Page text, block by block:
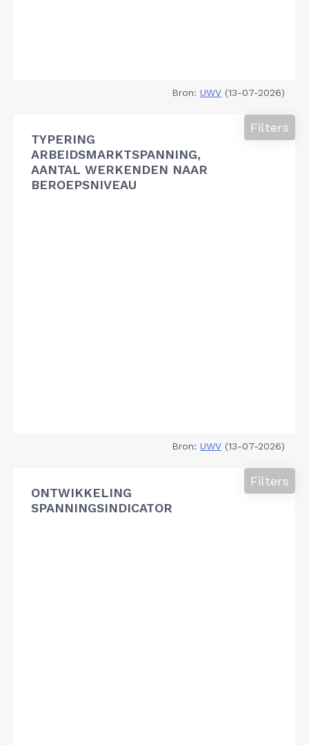
Bron: UWV (13-07-2026)
TYPERING
ARBEIDSMARKTSPANNING,
AANTAL WERKENDEN NAAR
BEROEPSNIVEAU
Filters
Bron: UWV (13-07-2026)
ONTWIKKELING
SPANNINGSINDICATOR
Filters